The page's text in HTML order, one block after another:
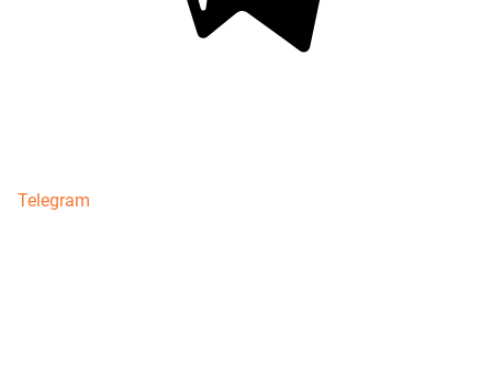
Telegram